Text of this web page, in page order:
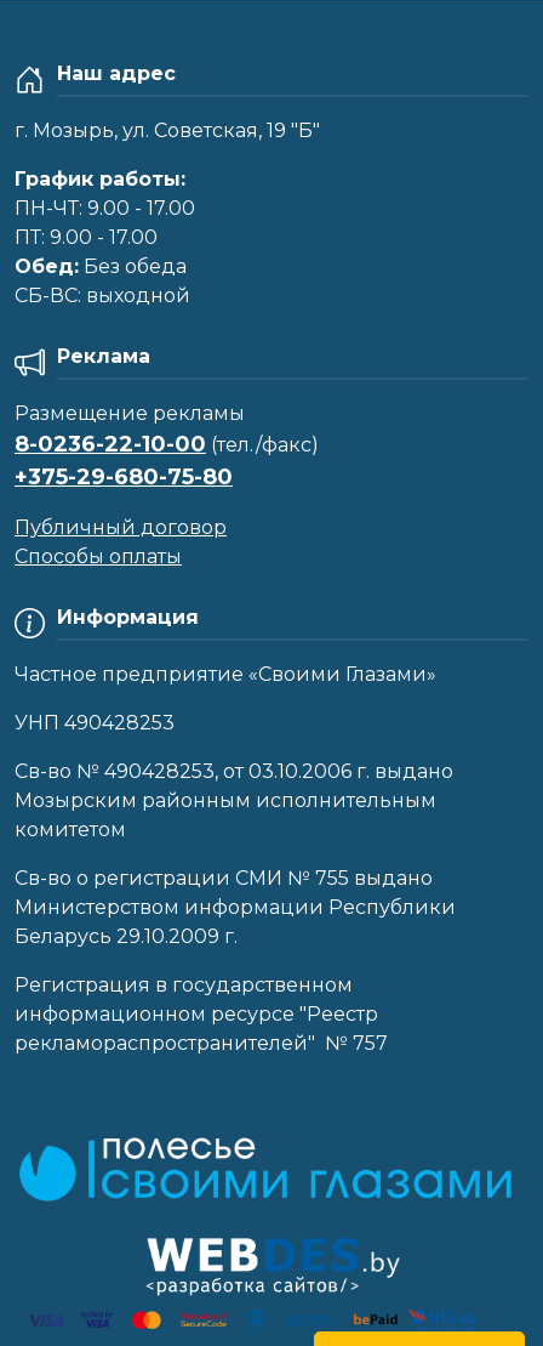
Наш адрес
г. Мозырь, ул. Советская, 19 "Б"
График работы:
ПН-ЧТ: 9.00 - 17.00
ПТ: 9.00 - 17.00
Обед: Без обеда
CБ-ВС: выходной
Информация
Частное предприятие «Своими Глазами»
УНП 490428253
Cв-во № 490428253, от 03.10.2006 г. выдано
Мозырским районным исполнительным
комитетом
Св-во о регистрации СМИ № 755 выдано
Министерством информации Республики
Беларусь 29.10.2009 г.
Регистрация в государственном
информационном ресурсе "Реестр
рекламораспространителей" № 757
Реклама
Размещение рекламы
8-0236-22-10-00 (тел./факс)
+375-29-680-75-80
Публичный договор
Способы оплаты